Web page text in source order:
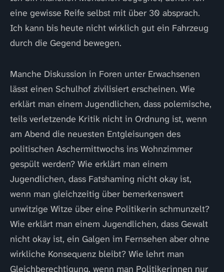
eine gewisse Reife selbst mit über 30 absprach.
Ich kann bis heute nicht wirklich gut ein Fahrzeug
durch die Gegend bewegen.
Manche Diskussion in Foren unter Erwachsenen
lässt einen Schulhof zivilisiert erscheinen. Wie
erklärt man einem Jugendlichen, dass polemische,
teils verletzende Kritik nicht in Ordnung ist, wenn
am Abend die neuesten Entgleisungen des
politischen Aschermittwochs ins Wohnzimmer
gespült werden? Wie erklärt man einem
Jugendlichen, dass Fatshaming nicht okay ist,
wenn man gleichzeitig über bemerkenswert
unwitzige Witze über eine Politikerin schmunzelt?
Wie erklärt man einem Jugendlichen, dass Gewalt
nicht okay ist, ein Galgen im Fernsehen aber ohne
wirkliche Konsequenz bleibt? Wie lehrt man
Gleichberechtigung, wenn man Politikerinnen nur